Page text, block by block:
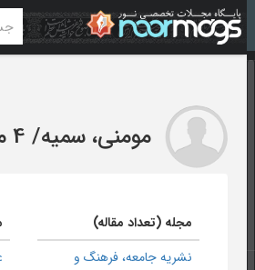
مومنی، سمیه/ 4 مقاله
مجله (تعداد مقاله)
نشریه جامعه، فرهنگ و